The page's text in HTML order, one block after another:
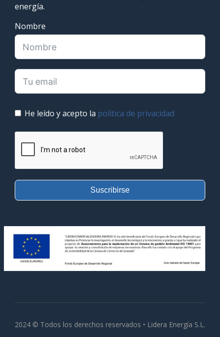
energía.
Nombre
He leído y acepto la política de privacidad
Suscribirse
2024 © Todos los derechos reservados • Lidera Energía S.L.